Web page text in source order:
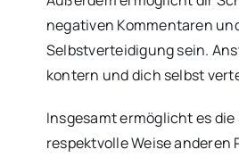
negativen Kommentaren
Selbstverteidigung sein.
kontern und dich selbst
Insgesamt ermöglicht es
respektvolle Weise anderen